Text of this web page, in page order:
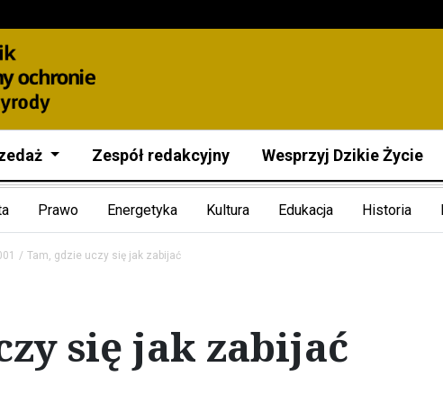
Zespół redakcyjny Wesprzyj Dzikie Życie
Prawo Energetyka Kultura Edukacja Historia
Tam, gdzie uczy się jak zabijać
się jak zabijać